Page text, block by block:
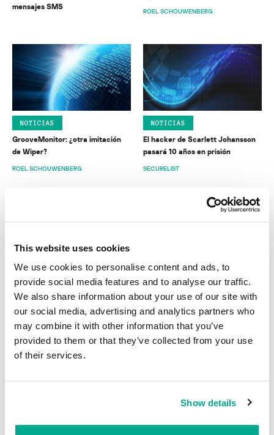
This website uses cookies
We use cookies to personalise content and ads, to
provide social media features and to analyse our traffic.
We also share information about your use of our site with
our social media, advertising and analytics partners who
may combine it with other information that you’ve
provided to them or that they’ve collected from your use
of their services.
Show details
mensajes SMS
ROEL SCHOUWENBERG
NOTICIAS
GrooveMonitor: ¿otra imitación
de Wiper?
ROEL SCHOUWENBERG
NOTICIAS
El hacker de Scarlett Johansson
pasará 10 años en prisión
SECURELIST
NOTICIAS
Vulnerabilidad de IE rastrea los
BOLETÍN DE SEGURIDAD DE
KASPERSKY
Kaspersky: Boletín de seguridad
2012. Las armas cibernéticas
ALEXANDER GOSTEV